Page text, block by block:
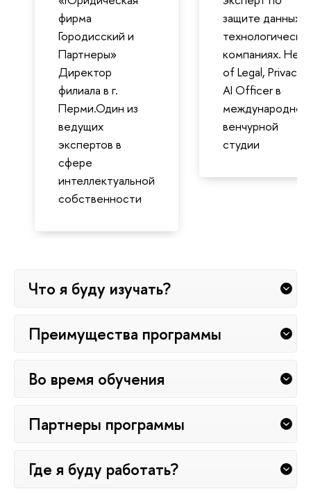
фирма
Городисский и
Партнеры»
Директор
филиала в г.
Перми.Один из
ведущих
экспертов в
сфере
интеллектуальной
собственности
защите данных в
компаниях. Head
of Legal, Privacy
AI Officer в
международной
венчурной
студии
Что я буду изучать?
Преимущества программы
Во время обучения
Партнеры программы
Где я буду работать?